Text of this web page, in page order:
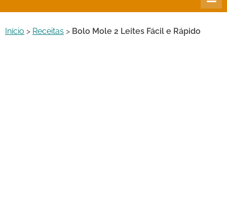
Início > Receitas > Bolo Mole 2 Leites Fácil e Rápido